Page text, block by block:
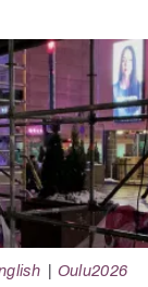
Oulu2026